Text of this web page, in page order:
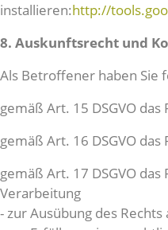
installieren:http://
8. Auskunftsrecht und
Als Betroffener haben Sie
gemäß Art. 15 DSGVO
gemäß Art. 16 DSGVO
gemäß Art. 17 DSGVO
Verarbeitung
- zur Ausübung des